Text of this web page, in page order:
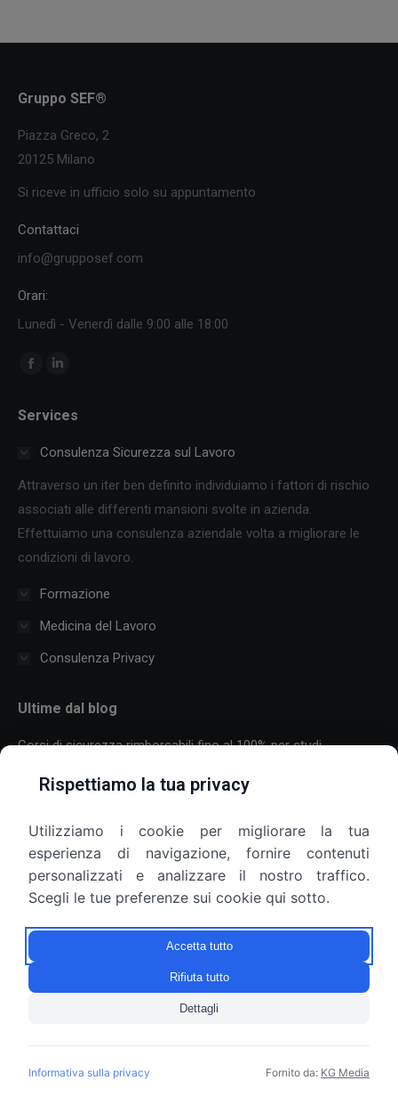
Gruppo SEF®
Piazza Greco, 2
20125 Milano
Si riceve in ufficio solo su appuntamento
Contattaci
info@grupposef.com
Orari:
Lunedì - Venerdì dalle 9:00 alle 18:00
Ci puoi trovare su:
Facebook
opens
window
opens
window
Services
Consulenza Sicurezza sul Lavoro
Attraverso un iter ben definito individuiamo i fattori di rischio
associati alle differenti mansioni svolte in azienda.
Effettuiamo una consulenza aziendale volta a migliorare le
condizioni di lavoro.
Formazione
Medicina del Lavoro
Consulenza Privacy
Ultime dal blog
Corsi di sicurezza rimborsabili fino al 100% per studi
30 Luglio 2026
Formazione sulla sicurezza per aziende con molti dipendenti:
come organizzare corsi, scadenze e più sedi
25 Luglio 2026
Armadietti aziendali e privacy: il datore di lavoro può aprirli?
9 Luglio 2026
© Copyright 2010 - 2026 Gruppo SEF S.r.l. - P.IVA 10209820967
Rispettiamo la tua privacy
Utilizziamo i cookie per migliorare la tua
esperienza di navigazione, fornire contenuti
personalizzati e analizzare il nostro traffico.
Scegli le tue preferenze sui cookie qui sotto.
Accetta tutto
Rifiuta tutto
Dettagli
Informativa sulla privacy Fornito da: KG Media